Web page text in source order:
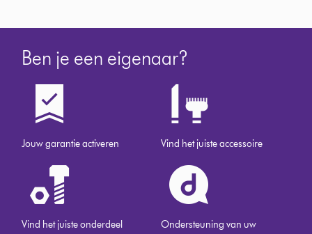
Ben je een eigenaar?
Jouw garantie activeren Vind het juiste accessoire
Vind het juiste onderdeel
Ondersteuning van uw